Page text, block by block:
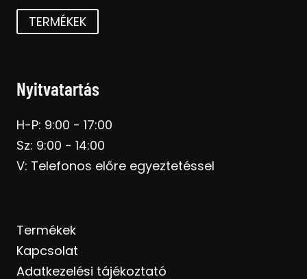
TERMÉKEK
Nyitvatartás
H-P: 9:00 - 17:00
Sz: 9:00 - 14:00
V: Telefonos előre egyeztetéssel
Termékek
Kapcsolat
Adatkezelési tájékoztató